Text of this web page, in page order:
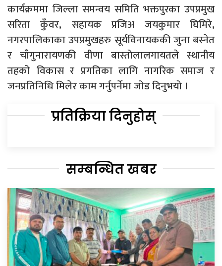
कार्यक्रममा जिल्ला समन्वय समिति भक्तपुरका उपप्रमुख
सरिता कुँवर, सहायक प्रजिअ जयकुमार घिमिरे,
नगरपालिकाका उपप्रमुखहरु सूर्यविनायककी जुना बस्नेत
र चाँगुनारायणकी वीणा बास्तोलालगायतले स्थानीय
तहको विकास र प्रगतिका लागि नागरिक समाज र
जनप्रतिनिधि मिलेर काम गर्नुपर्नेमा जोड दिनुभयो ।
प्रतिक्रिया दिनुहोस्
सम्बन्धित खबर